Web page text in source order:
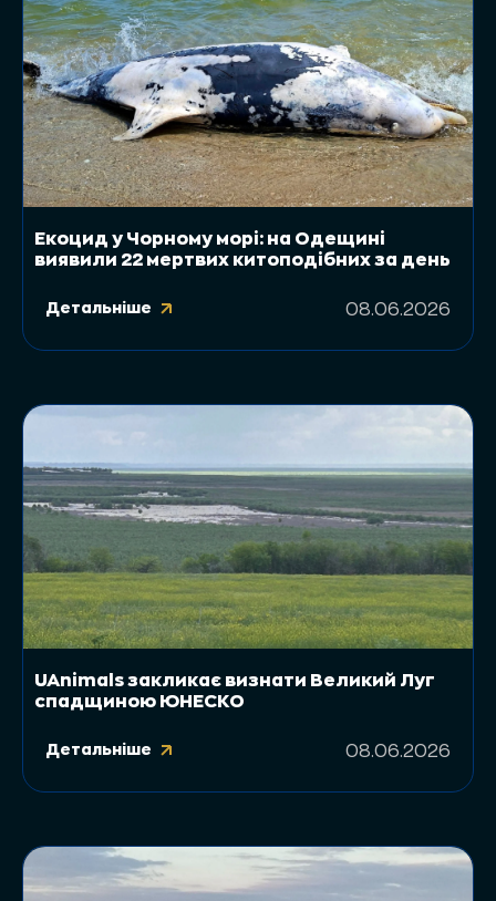
Екоцид у Чорному морі: на Одещині
виявили 22 мертвих китоподібних за день
Детальніше 08.06.2026
UAnimals закликає визнати Великий Луг
спадщиною ЮНЕСКО
Детальніше 08.06.2026